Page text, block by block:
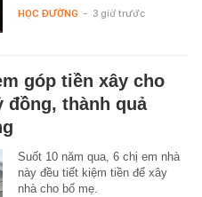
HỌC ĐƯỜNG - 3 giờ trước
góp tiền xây cho
đồng, thành quả
Suốt 10 năm qua, 6 chị em nhà
này đều tiết kiệm tiền để xây
nhà cho bố mẹ.